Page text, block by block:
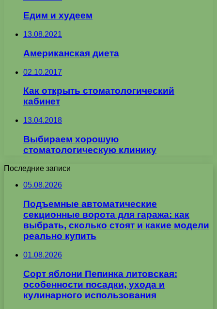
Едим и худеем
13.08.2021
Американская диета
02.10.2017
Как открыть стоматологический
кабинет
13.04.2018
Выбираем хорошую
стоматологическую клинику
Последние записи
05.08.2026
Подъемные автоматические
секционные ворота для гаража: как
выбрать, сколько стоят и какие модели
реально купить
01.08.2026
Сорт яблони Пепинка литовская:
особенности посадки, ухода и
кулинарного использования